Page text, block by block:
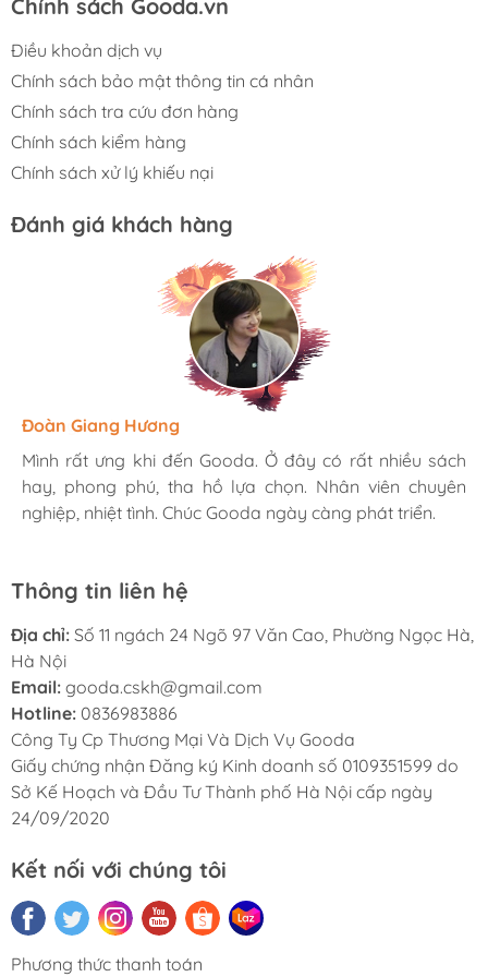
Chính sách Gooda.vn
Điều khoản dịch vụ
Chính sách bảo mật thông tin cá nhân
Chính sách tra cứu đơn hàng
Chính sách kiểm hàng
Chính sách xử lý khiếu nại
Đánh giá khách hàng
Hương Suri
Mình rất ưng khi đến Gooda. Ở đây có rất nhiều sách
hay, phong phú, tha hồ lựa chọn. Nhân viên chuyên
nghiệp, nhiệt tình. Chúc Gooda ngày càng phát triển.
Đoàn Giang Hương
Mình rất ưng khi đến Gooda. Ở đây có rất nhiều sách
hay, phong phú, tha hồ lựa chọn. Nhân viên chuyên
nghiệp, nhiệt tình. Chúc Gooda ngày càng phát triển.
Ngọc Anh
Mình rất ưng khi đến Gooda. Ở đây có rất nhiều sách
hay, phong phú, tha hồ lựa chọn. Nhân viên chuyên
nghiệp, nhiệt tình. Chúc Gooda ngày càng phát triển.
Thông tin liên hệ
Địa chỉ: Số 11 ngách 24 Ngõ 97 Văn Cao, Phường Ngọc Hà,
Hà Nội
Email: gooda.cskh@gmail.com
Hotline: 0836983886
Công Ty Cp Thương Mại Và Dịch Vụ Gooda
Giấy chứng nhận Đăng ký Kinh doanh số 0109351599 do
Sở Kế Hoạch và Đầu Tư Thành phố Hà Nội cấp ngày
24/09/2020
Kết nối với chúng tôi
Phương thức thanh toán